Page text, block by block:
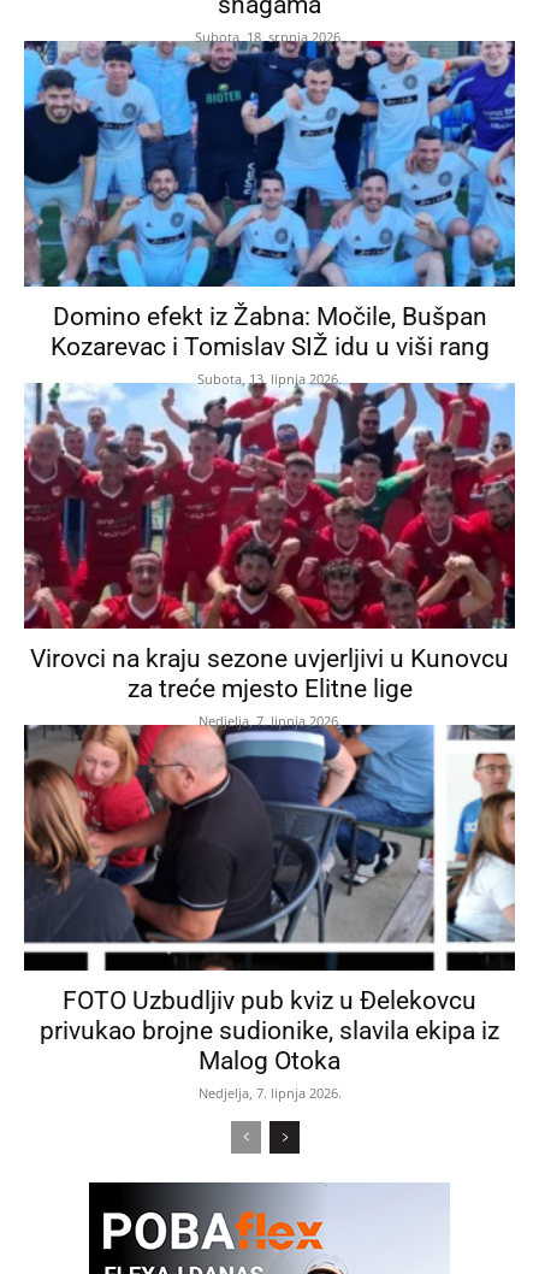
Subota, 18. srpnja 2026.
Domino efekt iz Žabna: Močile, Bušpan
Kozarevac i Tomislav SIŽ idu u viši rang
Subota, 13. lipnja 2026.
Virovci na kraju sezone uvjerljivi u Kunovcu
za treće mjesto Elitne lige
Nedjelja, 7. lipnja 2026.
FOTO Uzbudljiv pub kviz u Đelekovcu
privukao brojne sudionike, slavila ekipa iz
Malog Otoka
Nedjelja, 7. lipnja 2026.